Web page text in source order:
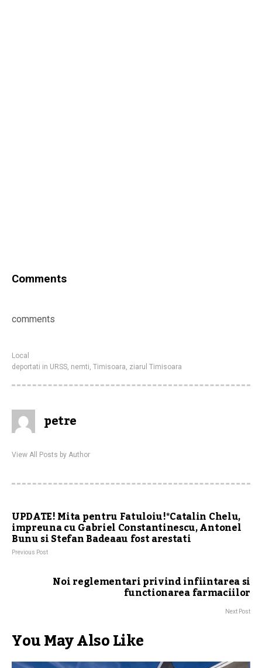
Comments
comments
Local
deportati in URSS, nemti, Timisoara, ziarul Timisoara
petre
View All Posts by Author
UPDATE! Mita pentru Fatuloiu!*Catalin Chelu,
impreuna cu Gabriel Constantinescu, Antonel
Bunu si Stefan Badeaau fost arestati
Previous Post
Noi reglementari privind infiintarea si
functionarea farmaciilor
Next Post
You May Also Like